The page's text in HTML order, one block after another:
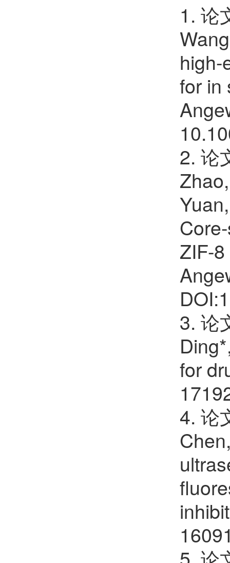
1. 论
high-
for in
2. 论
ZIF-
3. 论
for
4. 论